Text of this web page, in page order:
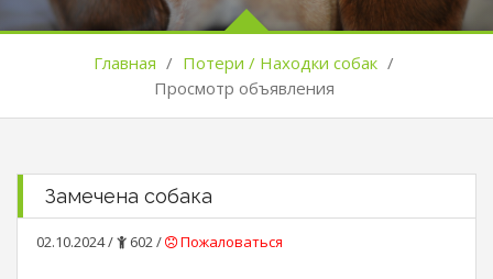
Главная / Потери / Находки собак /
Просмотр объявления
Замечена собака
02.10.2024 / 602 / Пожаловаться